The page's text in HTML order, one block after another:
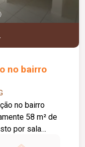
no bairro
no bairro
58 m² de
por sala